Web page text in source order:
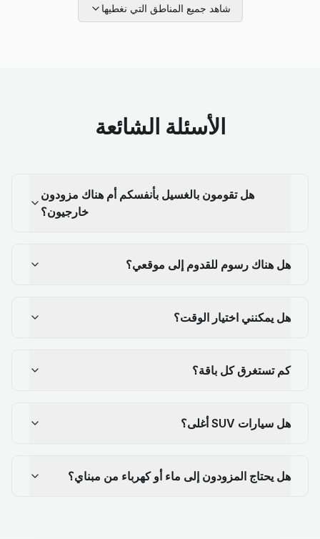
شاهد جميع المناطق التي نغطيها
الأسئلة الشائعة
هل تقومون بالغسيل بأنفسكم أم هناك مزودون
خارجيون؟
هل هناك رسوم للقدوم إلى موقعي؟
هل يمكنني اختيار الوقت؟
كم تستغرق كل باقة؟
هل سيارات SUV أغلى؟
هل يحتاج المزودون إلى ماء أو كهرباء من مبناي؟